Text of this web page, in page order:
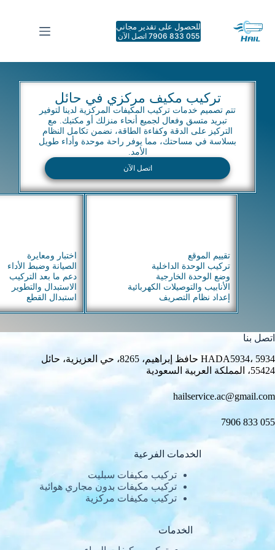
للحصول على تقدير مجاني
055 833 7906 اتصل الآن
تركيب مكيف مركزي في حائل
تتم تصميم خدمات تركيب المكيفات المركزية لدينا لتوفير
تبريد متسق وفعال لجميع أنحاء منزلك أو مكتبك. مع
التركيز على الدقة وكفاءة الطاقة، نضمن تكامل النظام
بسلاسة في مساحتك، مما يوفر راحة موحدة وأداء طويل
الأمد.
اتصل الآن
تقييم الموقع
تركيب الوحدة الداخلية
وضع الوحدة الخارجية
الأنابيب والتوصيلات الكهربائية
إعداد نظام التصريف
اختبار ومعايرة
الصيانة وضبط الأداء
دعم ما بعد التركيب
الاستبدال والتطوير
استبدال القطع
اتصل بنا
HADA5934، 5934 حافظ إبراهيم، 8265، حي العزيزية، حائل
55424، المملكة العربية السعودية
hailservice.ac@gmail.com
055 833 7906
الخدمات الفرعية
تركيب مكيفات سبليت
تركيب مكيفات بدون مجاري هوائية
تركيب مكيفات مركزية
الخدمات